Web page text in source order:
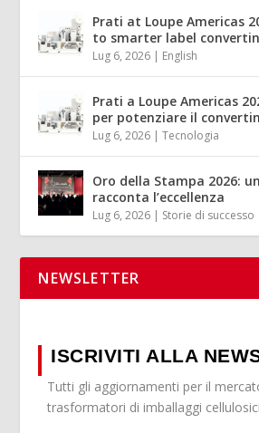
Prati at Loupe Americas
to smarter label
Lug 6, 2026 English
Prati a Loupe Americas
per potenziare il
Lug 6, 2026 |Tecnologia
Oro della Stampa 2026:
racconta l’eccellenza
Lug 6, 2026 Storie di successo
NEWSLETTER
ISCRIVITI ALLA
Tutti gli aggiornamenti per il
trasformatori di imballaggi